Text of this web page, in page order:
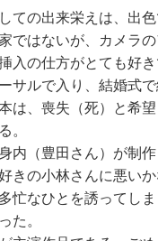
ての出来栄えは、出色
ではないが、カメラ
入の仕方がとても好
サルで入り、結婚式
は、喪失（死）と希
。
内（豊田さん）が制
きの小林さんに悪い
忙なひとを誘ってし
た。